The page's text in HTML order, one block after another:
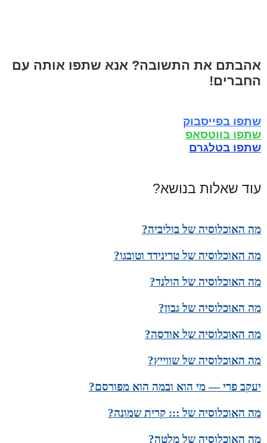
אהבתם את התשובה? אנא שתפו אותה עם
החברים!
שתפו בפייסבוק
שתפו בווטסאפ
שתפו בטלגרם
עוד שאלות בנושא?
מה האוכלוסיה של בוליביה?
מה האוכלוסיה של טרינידד וטובגו?
מה האוכלוסיה של הולנד?
מה האוכלוסיה של גבון?
מה האוכלוסיה של אודסה?
מה האוכלוסיה של שווייץ?
יעקב פרי — מי הוא ובמה הוא מפורסם?
מה האוכלוסיה של ::: קרית שמונה?
מה האוכלוסיה של מלטה?